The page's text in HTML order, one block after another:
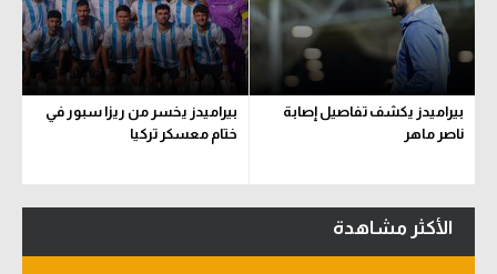
بيراميدز يكشف تفاصيل إصابة
ناصر ماهر
بيراميدز يخسر من ريزا سبور في
ختام معسكر تركيا
الأكثر مشاهدة